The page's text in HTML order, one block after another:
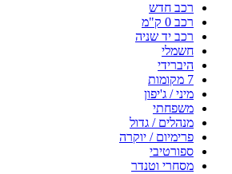
רכב חדש
רכב 0 ק"מ
רכב יד שניה
חשמלי
היברידי
7 מקומות
מיני / ג'יפון
משפחתי
מנהלים / גדול
פרימיום / יוקרה
ספורטיבי
מסחרי וטנדר